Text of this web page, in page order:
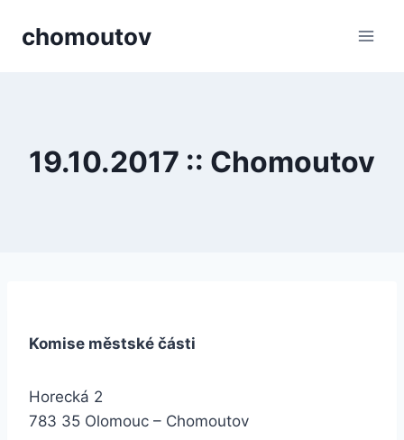
chomoutov
19.10.2017 :: Chomoutov
Komise městské části
Horecká 2
783 35 Olomouc – Chomoutov